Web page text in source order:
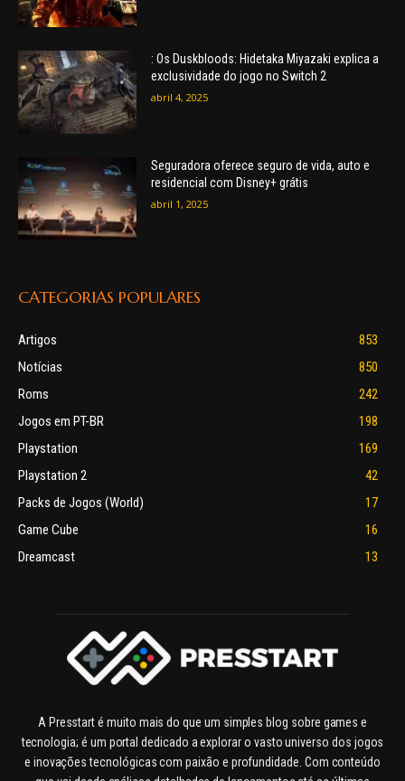
: Os Duskbloods: Hidetaka Miyazaki explica a
exclusividade do jogo no Switch 2
abril 4, 2025
Seguradora oferece seguro de vida, auto e
residencial com Disney+ grátis
abril 1, 2025
CATEGORIAS POPULARES
Artigos
853
Notícias
850
Roms
242
Jogos em PT-BR
198
Playstation
169
Playstation 2
42
Packs de Jogos (World)
17
Game Cube
16
Dreamcast
13
A Presstart é muito mais do que um simples blog sobre games e
tecnologia; é um portal dedicado a explorar o vasto universo dos jogos
e inovações tecnológicas com paixão e profundidade. Com conteúdo